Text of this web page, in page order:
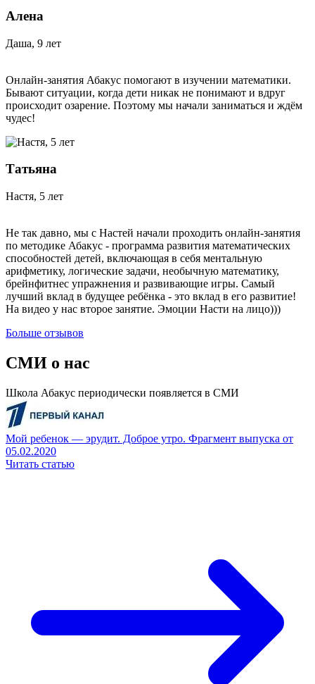
Алена
Даша, 9 лет
Онлайн-занятия Абакус помогают в изучении математики.
Бывают ситуации, когда дети никак не понимают и вдруг
происходит озарение. Поэтому мы начали заниматься и ждём
чудес!
Татьяна
Настя, 5 лет
Не так давно, мы с Настей начали проходить онлайн-занятия
по методике Абакус - программа развития математических
способностей детей, включающая в себя ментальную
арифметику, логические задачи, необычную математику,
брейнфитнес упражнения и развивающие игры. Самый
лучший вклад в будущее ребёнка - это вклад в его развитие!
На видео у нас второе занятие. Эмоции Насти на лицо)))
Больше отзывов
СМИ о нас
Школа Абакус периодически появляется в СМИ
Мой ребенок — эрудит. Доброе утро. Фрагмент выпуска от
05.02.2020
Читать статью